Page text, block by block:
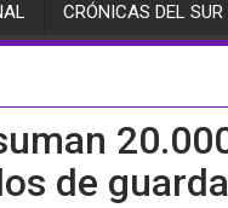
CRÓNICAS DEL SUR
de